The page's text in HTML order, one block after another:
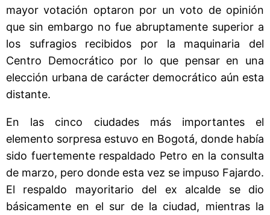
mayor votación optaron por un voto de opinión
que sin embargo no fue abruptamente superior a
los sufragios recibidos por la maquinaria del
Centro Democrático por lo que pensar en una
elección urbana de carácter democrático aún esta
distante.
En las cinco ciudades más importantes el
elemento sorpresa estuvo en Bogotá, donde había
sido fuertemente respaldado Petro en la consulta
de marzo, pero donde esta vez se impuso Fajardo.
El respaldo mayoritario del ex alcalde se dio
básicamente en el sur de la ciudad, mientras la